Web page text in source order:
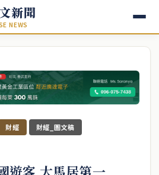
新聞
NEWS
財經 財經_圖文稿
遊客 大馬居第一